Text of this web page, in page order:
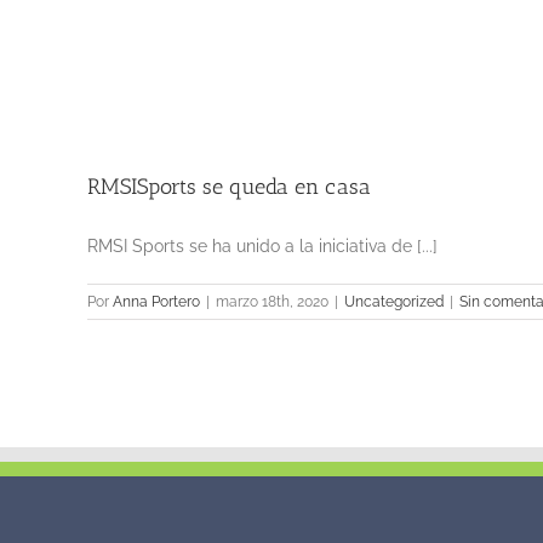
RMSISports se queda en casa
RMSI Sports se ha unido a la iniciativa de [...]
Por Anna Portero marzo 18th, 2020 Uncategorized Sin